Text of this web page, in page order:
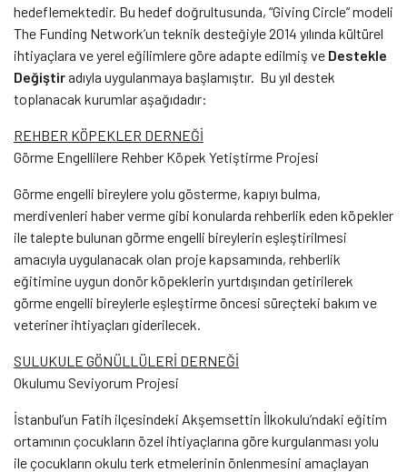
hedeflemektedir. Bu hedef doğrultusunda, “Giving Circle” modeli
The Funding Network’un teknik desteğiyle 2014 yılında kültürel
ihtiyaçlara ve yerel eğilimlere göre adapte edilmiş ve Destekle
Değiştiradıyla uygulanmaya başlamıştır. Bu yıl destek
toplanacak kurumlar aşağıdadır:
REHBER KÖPEKLER DERNEĞİ
Görme Engellilere Rehber Köpek Yetiştirme Projesi
Görme engelli bireylere yolu gösterme, kapıyı bulma,
merdivenleri haber verme gibi konularda rehberlik eden köpekler
ile talepte bulunan görme engelli bireylerin eşleştirilmesi
amacıyla uygulanacak olan proje kapsamında, rehberlik
eğitimine uygun donör köpeklerin yurtdışından getirilerek
görme engelli bireylerle eşleştirme öncesi süreçteki bakım ve
veteriner ihtiyaçları giderilecek.
SULUKULE GÖNÜLLÜLERİ DERNEĞİ
Okulumu Seviyorum Projesi
İstanbul’un Fatih ilçesindeki Akşemsettin İlkokulu’ndaki eğitim
ortamının çocukların özel ihtiyaçlarına göre kurgulanması yolu
ile çocukların okulu terk etmelerinin önlenmesini amaçlayan